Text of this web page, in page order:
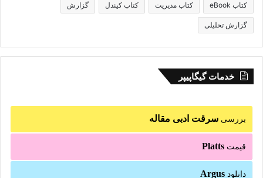
کتاب eBook کتاب مدیریت کتاب کیندل گزارش
گزارش تحلیلی
خدمات گیگاپیپر
بررسی سرقت ادبی مقاله
قیمت Platts
دانلود Argus